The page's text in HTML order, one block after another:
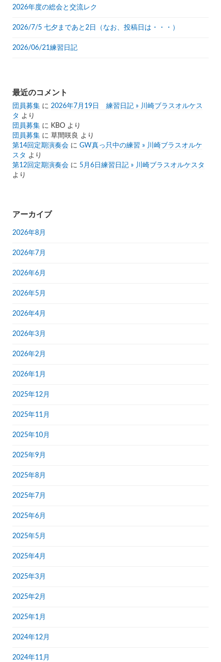
2026年度の総会と交流レク
2026/7/5 七夕まであと2日（なお、投稿日は・・・）
2026/06/21練習日記
最近のコメント
団員募集 に 2026年7月19日 練習日記 » 川崎ブラスオルケス
タ より
団員募集 に KBO より
団員募集 に 草間咲良 より
第14回定期演奏会 に GW真っ只中の練習 » 川崎ブラスオルケ
スタ より
第12回定期演奏会 に 5月6日練習日記 » 川崎ブラスオルケスタ
より
アーカイブ
2026年8月
2026年7月
2026年6月
2026年5月
2026年4月
2026年3月
2026年2月
2026年1月
2025年12月
2025年11月
2025年10月
2025年9月
2025年8月
2025年7月
2025年6月
2025年5月
2025年4月
2025年3月
2025年2月
2025年1月
2024年12月
2024年11月